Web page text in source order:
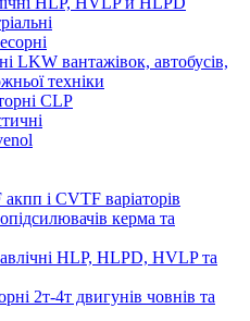
LKW вантажівок, автобусів,
техніки
CLP
і CVTF варіаторів
керма та
HLP, HLPD, HVLP та
2т-4т двигунів човнів та